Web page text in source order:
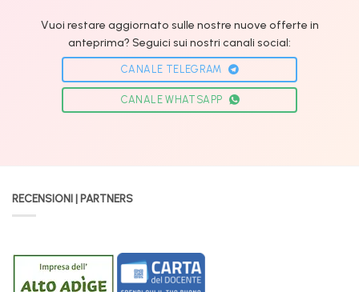
Vuoi restare aggiornato sulle nostre nuove offerte in
anteprima? Seguici sui nostri canali social:
CANALE TELEGRAM
CANALE WHATSAPP
RECENSIONI | PARTNERS